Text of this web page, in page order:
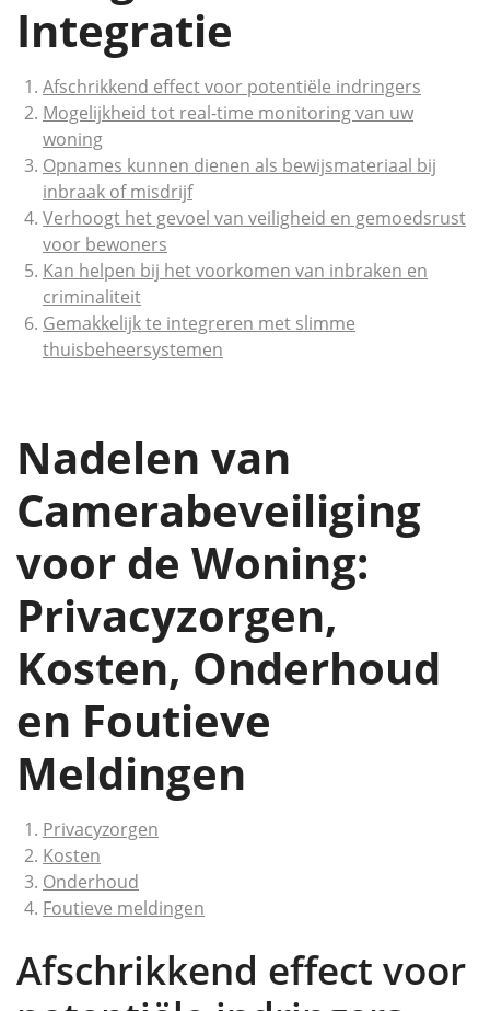
Integratie
Afschrikkend effect voor potentiële indringers
Mogelijkheid tot real-time monitoring van uw
woning
Opnames kunnen dienen als bewijsmateriaal bij
inbraak of misdrijf
Verhoogt het gevoel van veiligheid en gemoedsrust
voor bewoners
Kan helpen bij het voorkomen van inbraken en
criminaliteit
Gemakkelijk te integreren met slimme
thuisbeheersystemen
Nadelen van
Camerabeveiliging
voor de Woning:
Privacyzorgen,
Kosten, Onderhoud
en Foutieve
Meldingen
Privacyzorgen
Kosten
Onderhoud
Foutieve meldingen
Afschrikkend effect voor